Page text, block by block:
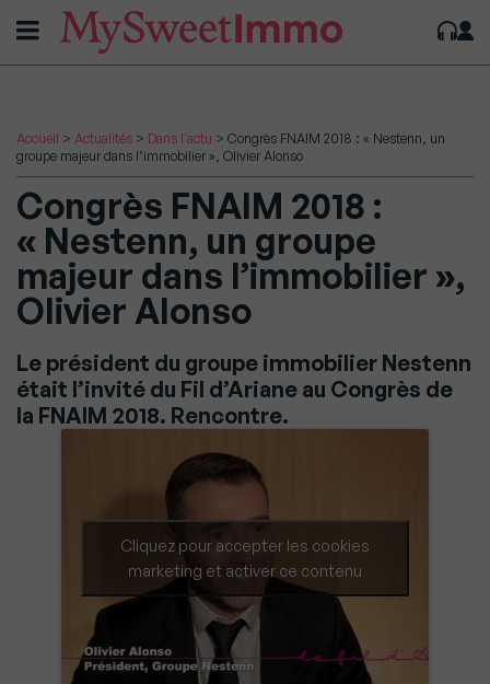
Accueil > Actualités > Dans l'actu > Congrès FNAIM 2018 : « Nestenn, un
groupe majeur dans l’immobilier », Olivier Alonso
Congrès FNAIM 2018 :
« Nestenn, un groupe
majeur dans l’immobilier »,
Olivier Alonso
Le président du groupe immobilier Nestenn
était l’invité du Fil d’Ariane au Congrès de
la FNAIM 2018. Rencontre.
Cliquez pour accepter les cookies
marketing et activer ce contenu